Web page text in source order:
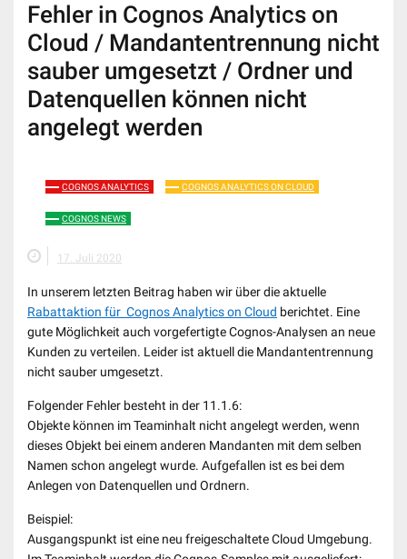
Fehler in Cognos Analytics on
Cloud / Mandantentrennung nicht
sauber umgesetzt / Ordner und
Datenquellen können nicht
angelegt werden
COGNOS ANALYTICS COGNOS ANALYTICS ON CLOUD
COGNOS NEWS
17. Juli 2020
In unserem letzten Beitrag haben wir über die aktuelle
Rabattaktion für Cognos Analytics on Cloud berichtet. Eine
gute Möglichkeit auch vorgefertigte Cognos-Analysen an neue
Kunden zu verteilen. Leider ist aktuell die Mandantentrennung
nicht sauber umgesetzt.
Folgender Fehler besteht in der 11.1.6:
Objekte können im Teaminhalt nicht angelegt werden, wenn
dieses Objekt bei einem anderen Mandanten mit dem selben
Namen schon angelegt wurde. Aufgefallen ist es bei dem
Anlegen von Datenquellen und Ordnern.
Beispiel:
Ausgangspunkt ist eine neu freigeschaltete Cloud Umgebung.